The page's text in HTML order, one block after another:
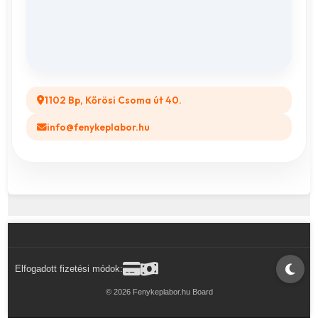
1102 Bp, Kőrösi Csoma út 40.
info@fenykeplabor.hu
Elfogadott fizetési módok:
© 2026 Fenykeplabor.hu Board